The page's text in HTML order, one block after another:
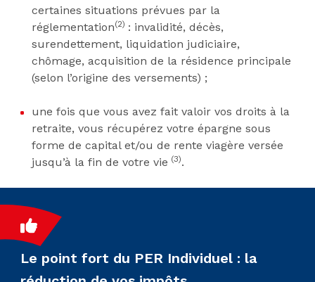
certaines situations prévues par la
réglementation(2) : invalidité, décès,
surendettement, liquidation judiciaire,
chômage, acquisition de la résidence principale
(selon l’origine des versements) ;
une fois que vous avez fait valoir vos droits à la
retraite, vous récupérez votre épargne sous
forme de capital et/ou de rente viagère versée
jusqu’à la fin de votre vie (3).
Le point fort du PER Individuel : la